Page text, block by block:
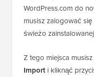
WordPress.com do
musisz zalogować
świeżo
Z tego miejsca
Import i kliknąć